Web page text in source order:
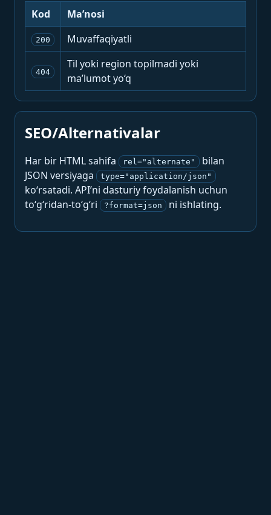
Kod Ma’nosi
200 Muvaffaqiyatli
404
Til yoki region topilmadi yoki
ma’lumot yo‘q
SEO/Alternativalar
Har bir HTML sahifa rel="alternate"
bilan
JSON versiyaga
type="application/json"
ko‘rsatadi. API’ni dasturiy foydalanish uchun
to‘g‘ridan-to‘g‘ri
?format=json ni ishlating.